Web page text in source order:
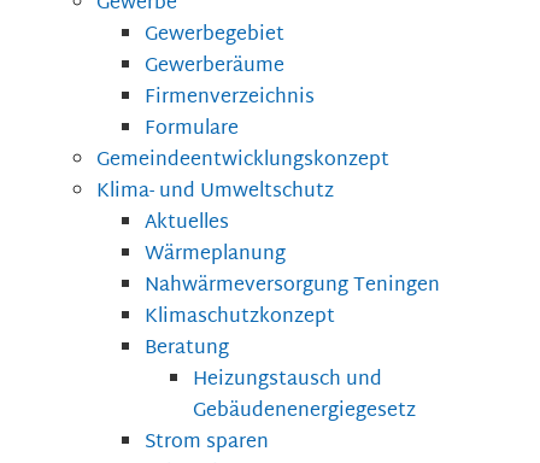
Gewerbegebiet
Gewerberäume
Firmenverzeichnis
Formulare
Gemeindeentwicklungskonzept
Klima- und Umweltschutz
Aktuelles
Wärmeplanung
Nahwärmeversorgung Teningen
Klimaschutzkonzept
Beratung
Heizungstausch und
Gebäudenenergiegesetz
Strom sparen